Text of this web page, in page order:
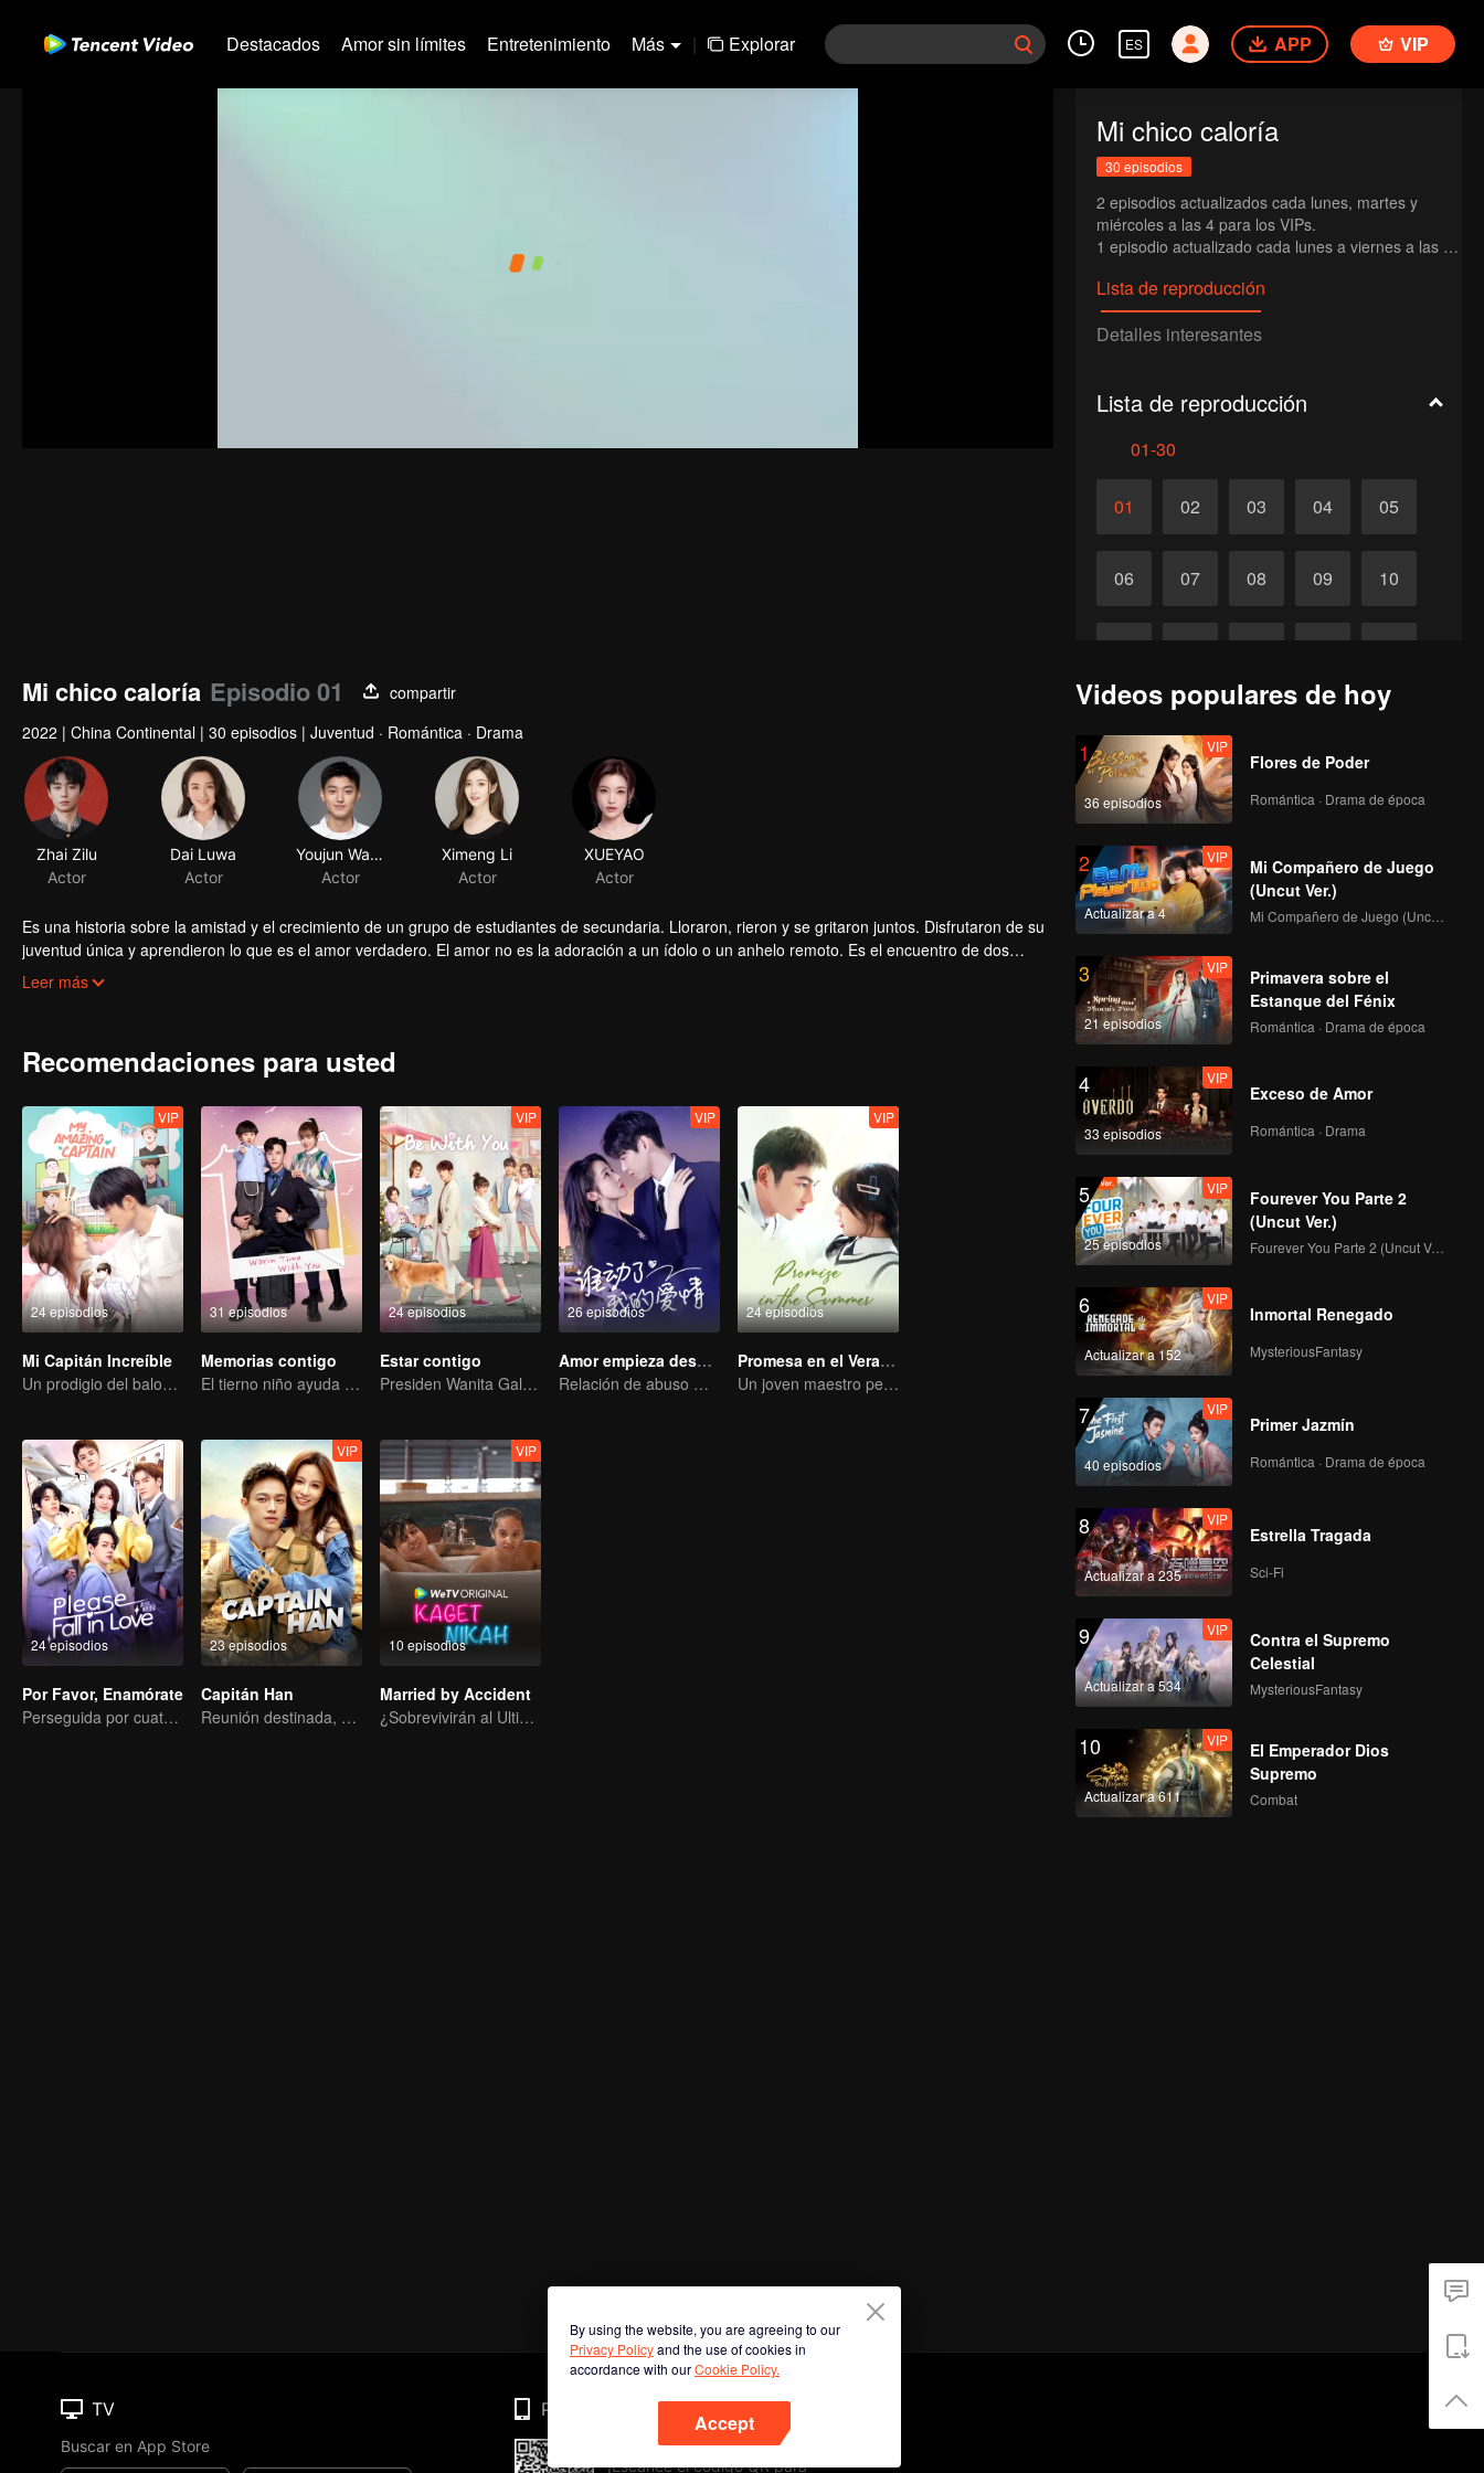
Destacados Amor sin límites Entretenimiento Más | Explorar ES APP VIP
Mi chico caloría
30 episodios
2 episodios actualizados cada lunes, martes y
miércoles a las 4 para los VIPs.
1 episodio actualizado cada lunes a viernes a las 4
Lista de reproducción
Detalles interesantes
Lista de reproducción
01-30
01 02 03 04 05
06 07 08 09 10
21 22 23 24 25
26 27 28 29 30
Mi chico caloría Episodio 01
compartir
2022 | China Continental | 30 episodios | Juventud · Romántica · Drama
Zhai Zilu
Actor
Dai Luwa
Actor
Youjun Wang
Actor
Ximeng Li
Actor
XUEYAO
Actor
Es una historia sobre la amistad y el crecimiento de un grupo de estudiantes de secundaria. Lloraron, rieron y se gritaron juntos. Disfrutaron de su
juventud única y aprendieron lo que es el amor verdadero. El amor no es la adoración a un ídolo o un anhelo remoto. Es el encuentro de dos
almas interesantes como la forma en que Marte golpeó la Tierra.
Leer más
Recomendaciones para usted
24 episodios
VIP
Mi Capitán Increíble
Un prodigio del baloncesto en busca del amor verdadero
31 episodios
Memorias contigo
El tierno niño ayuda a que sus falsos padres conviertan la farsa en realidad
24 episodios
VIP
Estar contigo
Presiden Wanita Galak Menggoda Anak Muda Sombong
26 episodios
VIP
Amor empieza después del divorcio
Relación de abuso mutuo: difícil de romper.
24 episodios
VIP
Promesa en el Verano
Un joven maestro peculiar se enamora de una chica enérgica
24 episodios
Por Favor, Enamórate
Perseguida por cuatro, debes elegir uno
23 episodios
VIP
Capitán Han
Reunión destinada, amor en la selva tropical
10 episodios
VIP
Married by Accident
¿Sobrevivirán al Ultimátum Matrimonial?
Videos populares de hoy
1
36 episodios
VIP
Flores de Poder
Romántica · Drama de época
2
Actualizar a 4
VIP
Mi Compañero de Juego
(Uncut Ver.)
Mi Compañero de Juego (Uncut Ver.)
3
21 episodios
VIP
Primavera sobre el
Estanque del Fénix
Romántica · Drama de época
4
33 episodios
VIP
Exceso de Amor
Romántica · Drama
5
25 episodios
VIP
Fourever You Parte 2
(Uncut Ver.)
Fourever You Parte 2 (Uncut Ver.)
6
Actualizar a 152
VIP
Inmortal Renegado
MysteriousFantasy
7
40 episodios
VIP
Primer Jazmín
Romántica · Drama de época
8
Actualizar a 235
VIP
Estrella Tragada
Sci-Fi
9
Actualizar a 534
VIP
Contra el Supremo
Celestial
MysteriousFantasy
10
Actualizar a 611
VIP
El Emperador Dios
Supremo
Combat
By using the website, you are agreeing to our
Privacy Policyand the use of cookies in
accordance with ourCookie Policy.
Accept
TV
Buscar en App Store
Phone
¡Escanee el código QR para